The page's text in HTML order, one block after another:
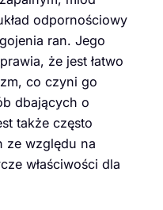
odpornościowy
ran. Jego
że jest łatwo
co czyni go
dbających o
także często
ze względu na
właściwości dla